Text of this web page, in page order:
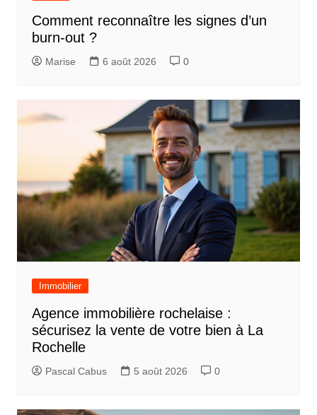
Comment reconnaître les signes d’un
burn-out ?
Marise 6 août 2026 0
Immobilier
Agence immobilière rochelaise :
sécurisez la vente de votre bien à La
Rochelle
Pascal Cabus 5 août 2026 0